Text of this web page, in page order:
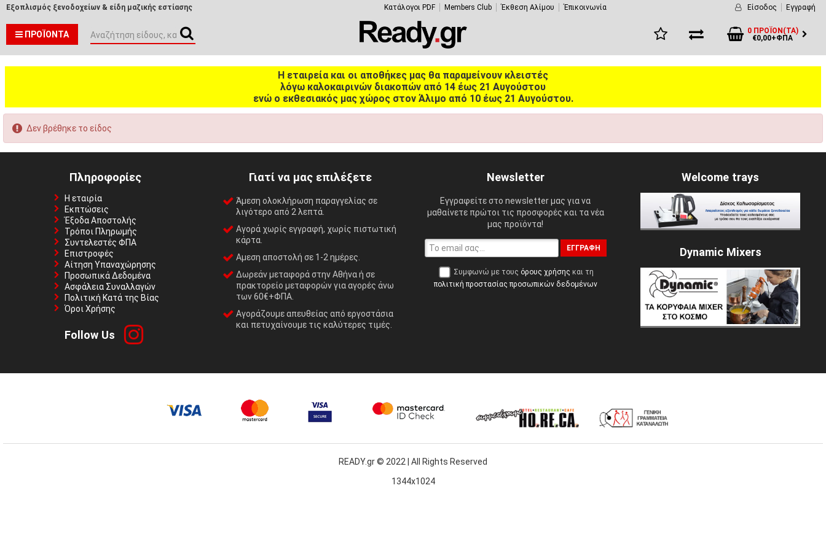
Εξοπλισμός ξενοδοχείων & είδη μαζικής εστίασης Κατάλογοι PDF Members Club Έκθεση Αλίμου Έπικοινωνία Είσοδος Εγγραφή
ΠΡΟΪΌΝΤΑ
0 ΠΡΟΪΌΝ(ΤΑ)
€0,00+ΦΠΑ
Η εταιρεία και οι αποθήκες μας θα παραμείνουν κλειστές
λόγω καλοκαιρινών διακοπών από 14 έως 21 Αυγούστου
ενώ ο εκθεσιακός μας χώρος στον Άλιμο από 10 έως 21 Αυγούστου.
Δεν βρέθηκε το είδος
Πληροφορίες
Η εταιρία
Εκπτώσεις
Έξοδα Αποστολής
Τρόποι Πληρωμής
Συντελεστές ΦΠΑ
Επιστροφές
Αίτηση Υπαναχώρησης
Προσωπικά Δεδομένα
Ασφάλεια Συναλλαγών
Πολιτική Κατά της Βίας
Όροι Χρήσης
Follow Us
Γιατί να μας επιλέξετε
Άμεση ολοκλήρωση παραγγελίας σε
λιγότερο από 2 λεπτά.
Αγορά χωρίς εγγραφή, χωρίς πιστωτική
κάρτα.
Αμεση αποστολή σε 1-2 ημέρες.
Δωρεάν μεταφορά στην Αθήνα ή σε
πρακτορείο μεταφορών για αγορές άνω
των 60€+ΦΠΑ.
Αγοράζουμε απευθείας από εργοστάσια
και πετυχαίνουμε τις καλύτερες τιμές.
Newsletter
Εγγραφείτε στο newsletter μας για να
μαθαίνετε πρώτοι τις προσφορές και τα νέα
μας προϊόντα!
ΕΓΓΡΑΦΉ
Συμφωνώ με τους όρους χρήσης και τη
πολιτική προστασίας προσωπικών δεδομένων
Welcome trays
Dynamic Mixers
READY.gr © 2022 | All Rights Reserved
1344x1024